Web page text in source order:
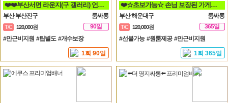
❤️❤️부산서면 라운지(구 갤러리) 언니들 모십니다❤️❤️
부산 부산진구 룸싸롱
T/C 120,000원
90일
#만근비지원 #팁별도 #개수보장
1회 90일
❤️☆초보가능☆ 손님 보장된 가게에서 돈 버시는데만 집중하세요!!❤️
부산 해운대구 룸싸롱
T/C 120,000원
365일
#선불가능 #원룸제공 #만근비지원
1회 365일